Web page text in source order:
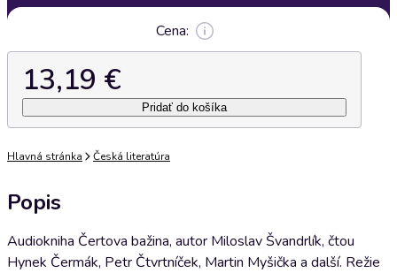
Cena:
13,19 €
Pridať do košíka
Hlavná stránka Česká literatúra
Popis
Audiokniha Čertova bažina, autor Miloslav Švandrlík, čtou
Hynek Čermák, Petr Čtvrtníček, Martin Myšička a další. Režie